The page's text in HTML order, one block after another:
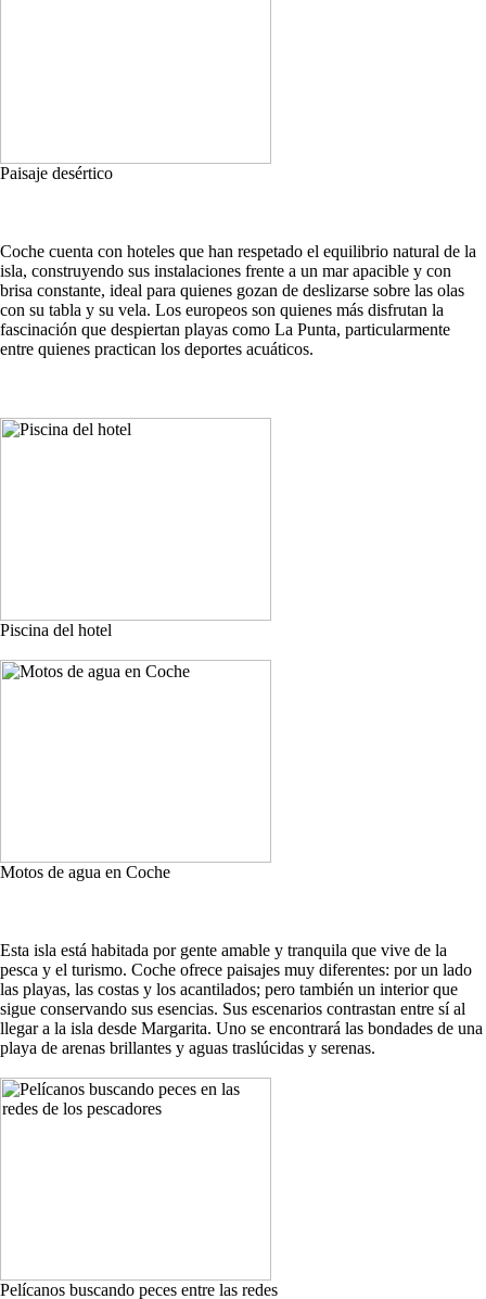
Paisaje desértico
Coche cuenta con hoteles que han respetado el equilibrio natural de la
isla, construyendo sus instalaciones frente a un mar apacible y con
brisa constante, ideal para quienes gozan de deslizarse sobre las olas
con su tabla y su vela. Los europeos son quienes más disfrutan la
fascinación que despiertan playas como La Punta, particularmente
entre quienes practican los deportes acuáticos.
Piscina del hotel
Motos de agua en Coche
Esta isla está habitada por gente amable y tranquila que vive de la
pesca y el turismo. Coche ofrece paisajes muy diferentes: por un lado
las playas, las costas y los acantilados; pero también un interior que
sigue conservando sus esencias. Sus escenarios contrastan entre sí al
llegar a la isla desde Margarita. Uno se encontrará las bondades de una
playa de arenas brillantes y aguas traslúcidas y serenas.
Pelícanos buscando peces entre las redes